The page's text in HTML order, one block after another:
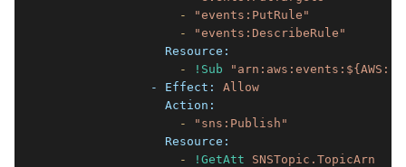
                  -
"events:PutRule"
                  -
"events:DescribeRule"
                Resource:
                  -
!Sub
              - Effect:
Allow
                Action:
                  -
"sns:Publish"
                Resource:
                  -
!GetAtt
SNSTopic.TopicArn